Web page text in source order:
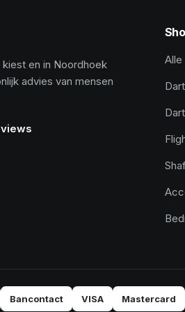
en in Noordhoek
advies van mensen
Bancontact VISA Mastercard